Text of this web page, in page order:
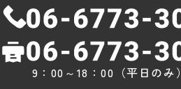
9：00～18：00（平日のみ）